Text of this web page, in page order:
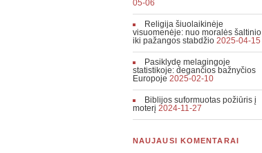
05-06
Religija šiuolaikinėje
visuomenėje: nuo moralės šaltinio
iki pažangos stabdžio 2025-04-15
Pasiklydę melagingoje
statistikoje: degančios bažnyčios
Europoje 2025-02-10
Biblijos suformuotas požiūris į
moterį 2024-11-27
NAUJAUSI KOMENTARAI